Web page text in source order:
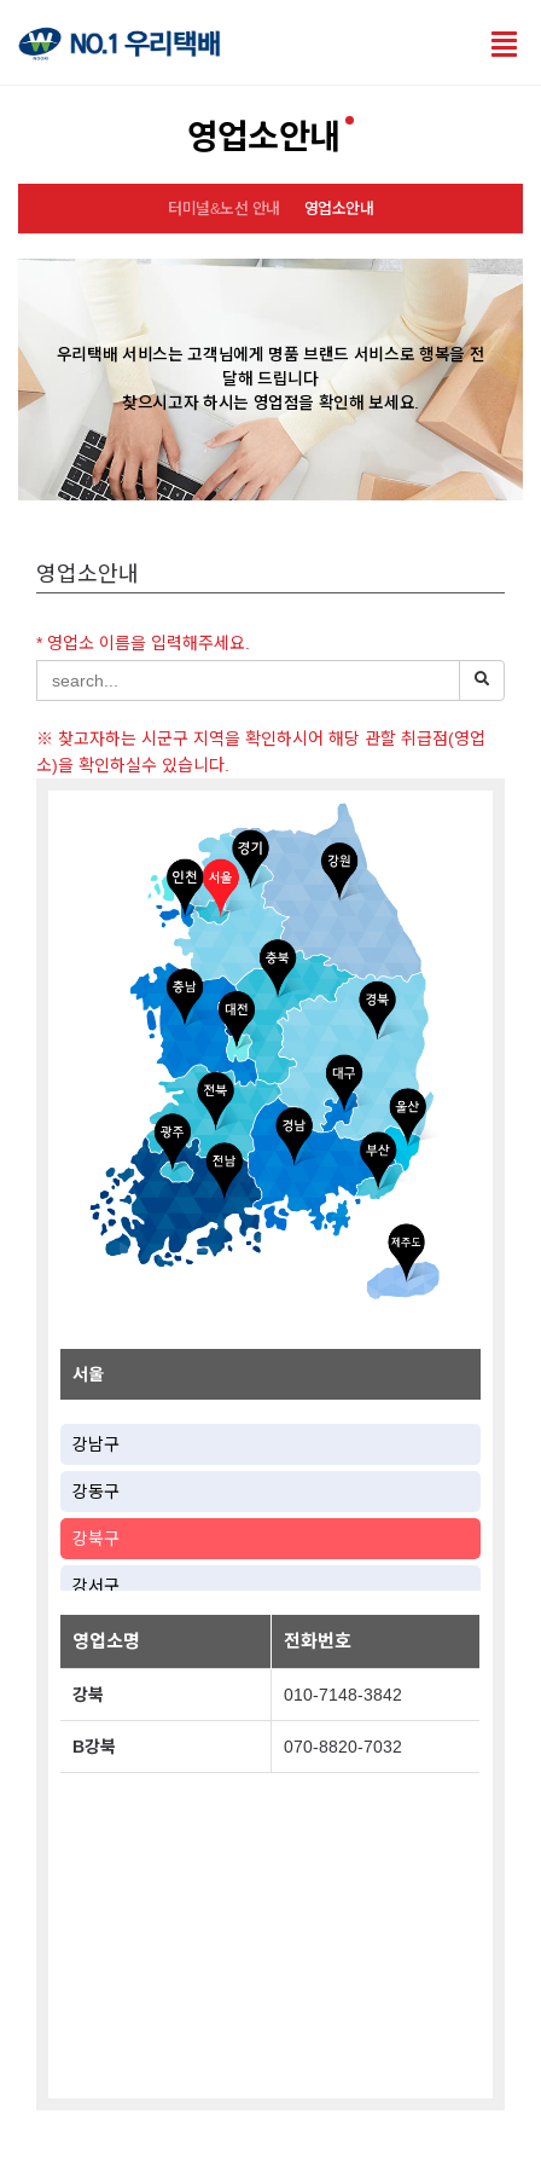
영업소안내
터미널&노선 안내 영업소안내
우리택배 서비스는 고객님에게 명품 브랜드 서비스로 행복을 전
달해 드립니다
찾으시고자 하시는 영업점을 확인해 보세요.
영업소안내
* 영업소 이름을 입력해주세요.
※ 찾고자하는 시군구 지역을 확인하시어 해당 관할 취급점(영업
소)을 확인하실수 있습니다.
서울
강남구
강동구
강북구
강서구
관악구
구로구
금천구
영업소명 전화번호
강북 010-7148-3842
B강북 070-8820-7032